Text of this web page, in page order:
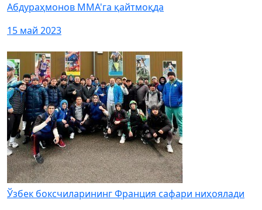
Абдураҳмонов MMA'га қайтмоқда
15 май 2023
Ўзбек боксчиларининг Франция сафари ниҳоялади